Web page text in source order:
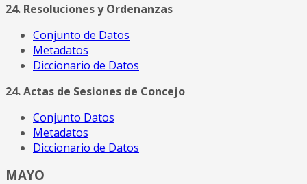
24. Resoluciones y Ordenanzas
Conjunto de Datos
Metadatos
Diccionario de Datos
24. Actas de Sesiones de Concejo
Conjunto Datos
Metadatos
Diccionario de Datos
MAYO